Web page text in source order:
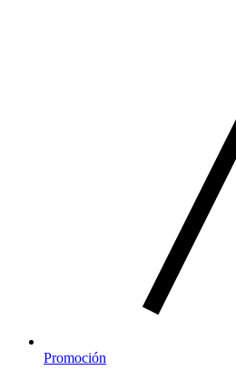
Promoción